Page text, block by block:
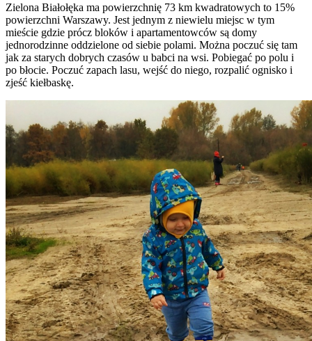
Zielona Białołęka ma powierzchnię 73 km kwadratowych to 15%
powierzchni Warszawy. Jest jednym z niewielu miejsc w tym
mieście gdzie prócz bloków i apartamentowców są domy
jednorodzinne oddzielone od siebie polami. Można poczuć się tam
jak za starych dobrych czasów u babci na wsi. Pobiegać po polu i
po błocie. Poczuć zapach lasu, wejść do niego, rozpalić ognisko i
zjeść kiełbaskę.